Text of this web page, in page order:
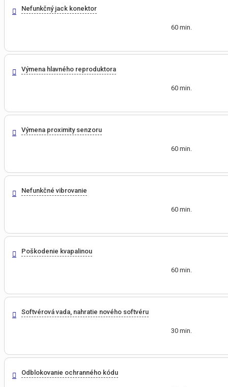
Nefunkčný jack konektor
60 min.
Výmena hlavného reproduktora
60 min.
Výmena proximity senzoru
60 min.
Nefunkčné vibrovanie
60 min.
Poškodenie kvapalinou
60 min.
Softvérová vada, nahratie nového softvéru
30 min.
Odblokovanie ochranného kódu